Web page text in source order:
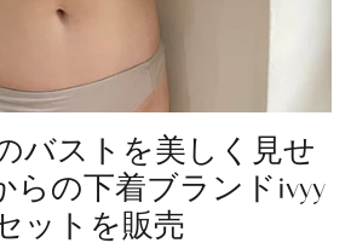
バストを美しく見せ
らの下着ブランドivyy
ットを販売